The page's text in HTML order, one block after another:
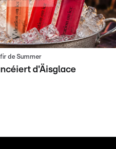
de Summer
d'Äisglace